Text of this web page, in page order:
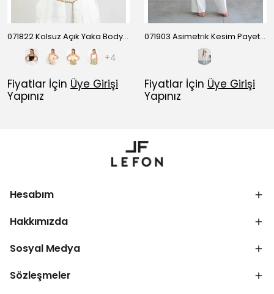
071822 Kolsuz Açık Yaka Bodysuıt
+4
Fiyatlar İçin Üye Girişi
Yapınız
071903 Asimetrik Kesim Payet Bluz
Fiyatlar İçin Üye Girişi
Yapınız
Hesabım
Hakkımızda
Sosyal Medya
Sözleşmeler